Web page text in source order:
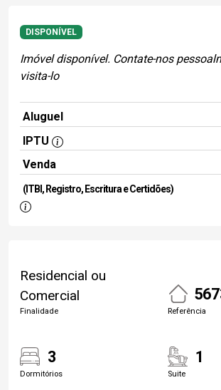
DISPONÍVEL
Imóvel disponível. Contate-nos
visita-lo
Aluguel
IPTU
Venda
(ITBI, Registro, Escritura e Certidões)
Residencial ou
Comercial
Finalidade Referência
3
Dormitórios
1
Suite